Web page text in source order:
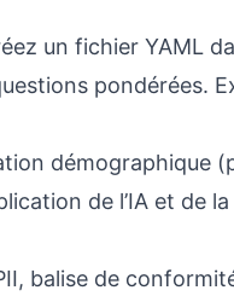
un fichier YAML
pondérées.
démographique
de l’IA et de
balise de